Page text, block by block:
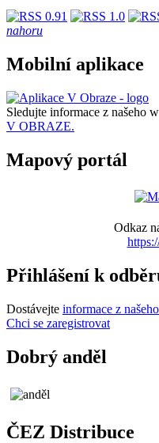
nahoru
Mobilní aplikace
Sledujte informace z našeho
V OBRAZE.
Mapový portál
Odkaz
Přihlášení k
Dostávejte informace z
Chci se zaregistrovat
Dobrý anděl
ČEZ Distribuce